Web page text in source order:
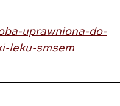
uprawniona-do-
leku-smsem